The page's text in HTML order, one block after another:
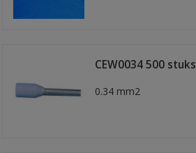
CEW0034 500 stuks
0.34 mm2